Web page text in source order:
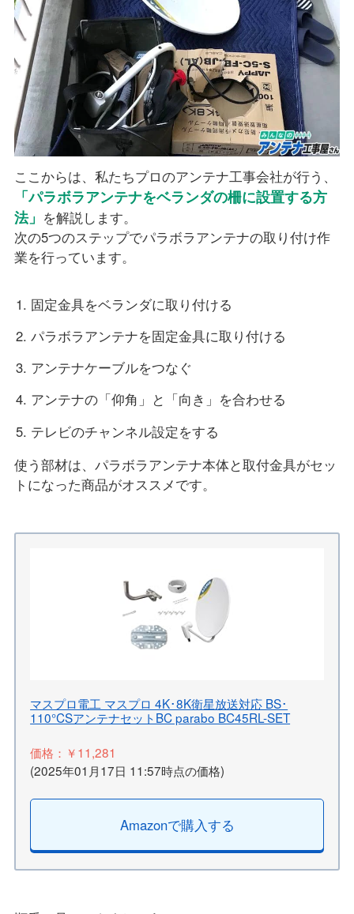
ここからは、私たちプロのアンテナ工事会社が行う、
「パラボラアンテナをベランダの柵に設置する方
法」 を解説します。
次の5つのステップでパラボラアンテナの取り付け作
業を行っています。
固定金具をベランダに取り付ける
パラボラアンテナを固定金具に取り付ける
アンテナケーブルをつなぐ
アンテナの「仰角」と「向き」を合わせる
テレビのチャンネル設定をする
使う部材は、パラボラアンテナ本体と取付金具がセッ
トになった商品がオススメです。
マスプロ電工 マスプロ 4K･8K衛星放送対応 BS･
110°CSアンテナセットBC parabo BC45RL-SET
価格：￥11,281
(2025年01月17日 11:57時点の価格)
Amazonで購入する